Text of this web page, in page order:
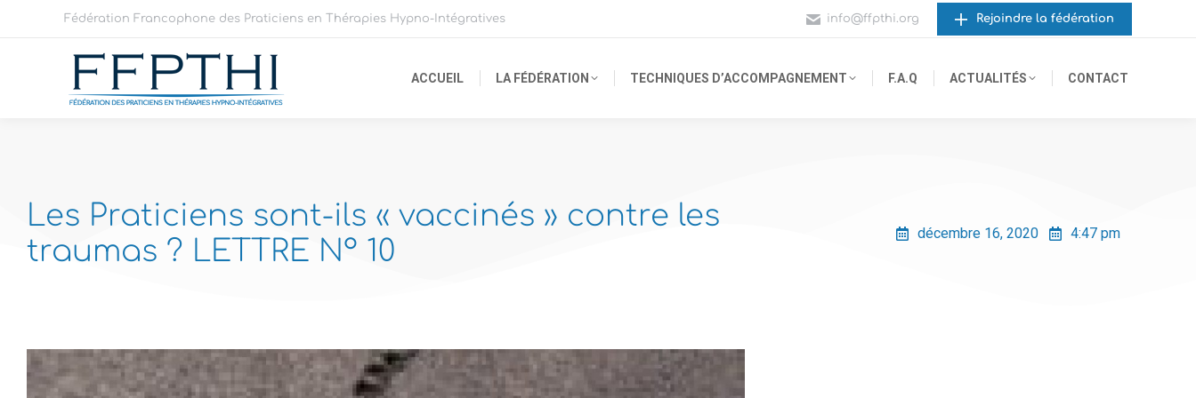
Fédération Francophone des Praticiens en Thérapies Hypno-Intégratives info@ffpthi.org Rejoindre la fédération
ACCUEIL LA FÉDÉRATION TECHNIQUES D’ACCOMPAGNEMENT F.A.Q ACTUALITÉS CONTACT
Les Praticiens sont-ils « vaccinés » contre les
traumas ? LETTRE N° 10
décembre 16, 2020 4:47 pm